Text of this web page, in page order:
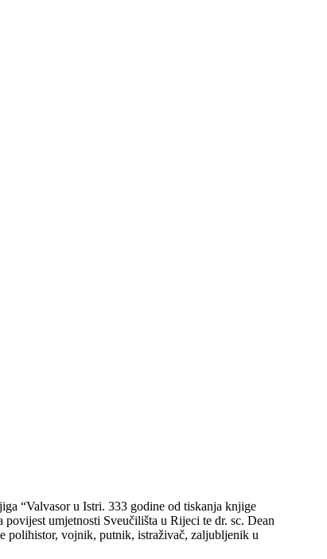
“Valvasor u Istri. 333 godine od tiskanja knjige
umjetnosti Sveučilišta u Rijeci te dr. sc. Dean
polihistor, vojnik, putnik, istraživač, zaljubljenik u